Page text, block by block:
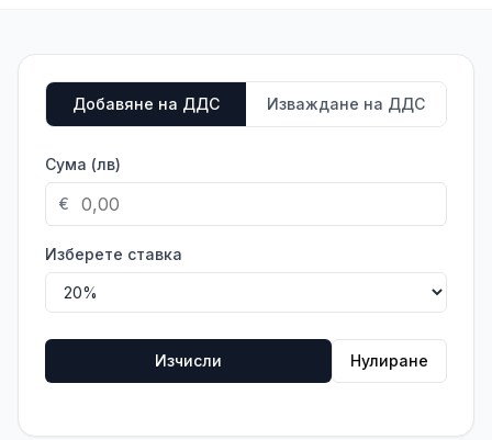
Добавяне на ДДС Изваждане на ДДС
Сума (лв)
€
Изберете ставка
Изчисли Нулиране